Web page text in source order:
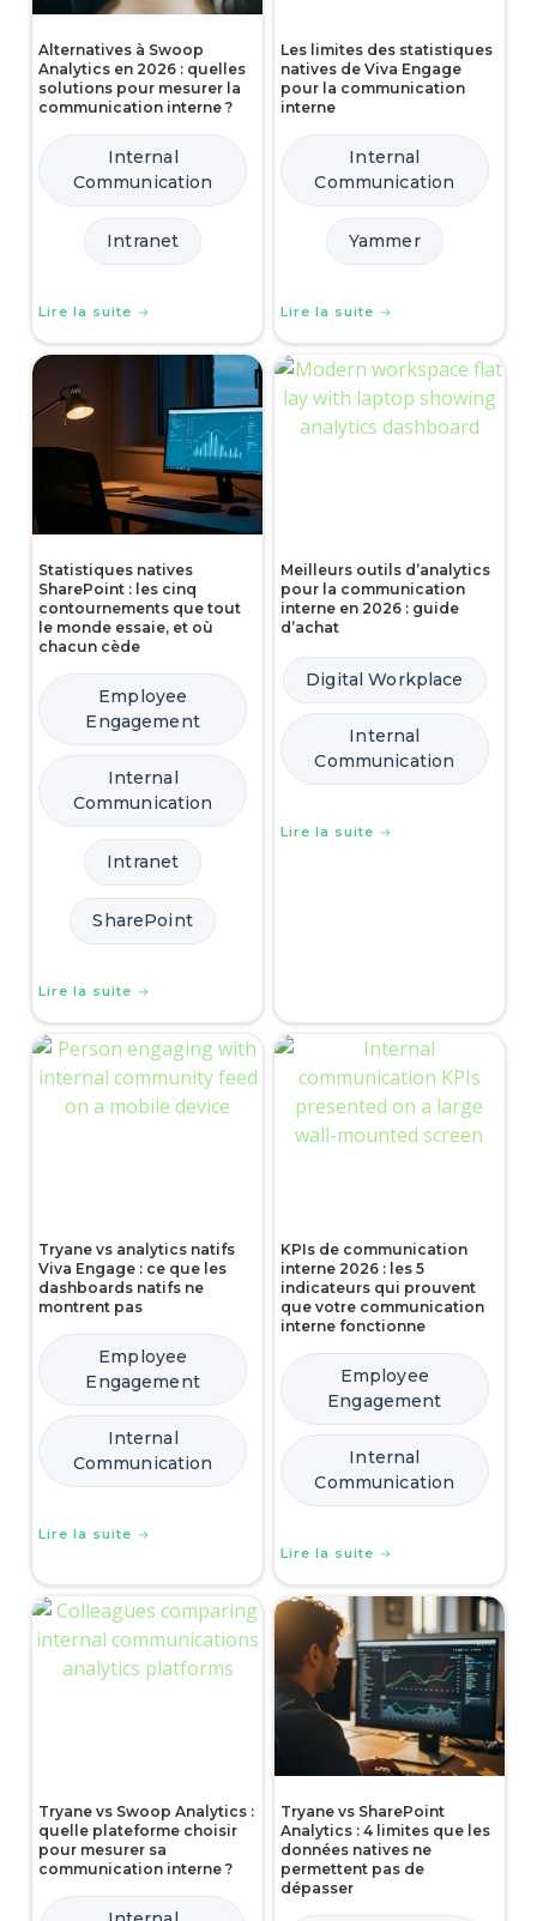
Alternatives à Swoop
Analytics en 2026 : quelles
solutions pour mesurer la
communication interne ?
Internal
Communication
Intranet
Lire la suite
Les limites des statistiques
natives de Viva Engage
pour la communication
interne
Internal
Communication
Yammer
Lire la suite
Statistiques natives
SharePoint : les cinq
contournements que tout
le monde essaie, et où
chacun cède
Employee
Engagement
Internal
Communication
Intranet
SharePoint
Lire la suite
Meilleurs outils d’analytics
pour la communication
interne en 2026 : guide
d’achat
Digital Workplace
Internal
Communication
Lire la suite
Tryane vs analytics natifs
Viva Engage : ce que les
dashboards natifs ne
montrent pas
Employee
Engagement
Internal
Communication
Lire la suite
KPIs de communication
interne 2026 : les 5
indicateurs qui prouvent
que votre communication
interne fonctionne
Employee
Engagement
Internal
Communication
Lire la suite
Tryane vs Swoop Analytics :
quelle plateforme choisir
pour mesurer sa
communication interne ?
Tryane vs SharePoint
Analytics : 4 limites que les
données natives ne
permettent pas de
dépasser